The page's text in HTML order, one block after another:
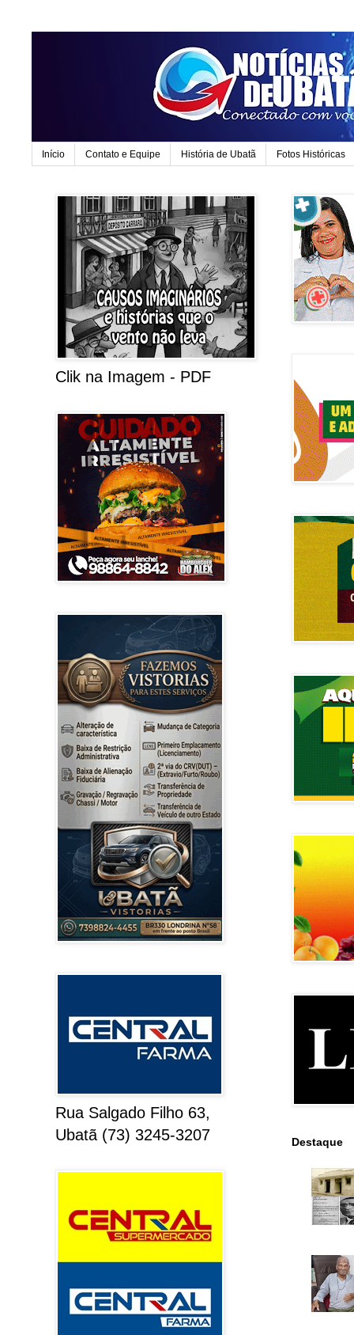
Início Contato e Equipe História de Ubatã Fotos Históricas
Destaque
Clik na Imagem - PDF
Rua Salgado Filho 63,
Ubatã (73) 3245-3207